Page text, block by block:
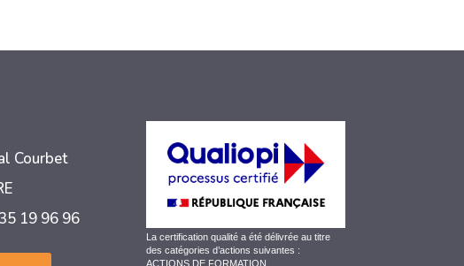
Courbet
19 96 96
La certification qualité a été délivrée au titre
des catégories d’actions suivantes :
ACTIONS DE FORMATION